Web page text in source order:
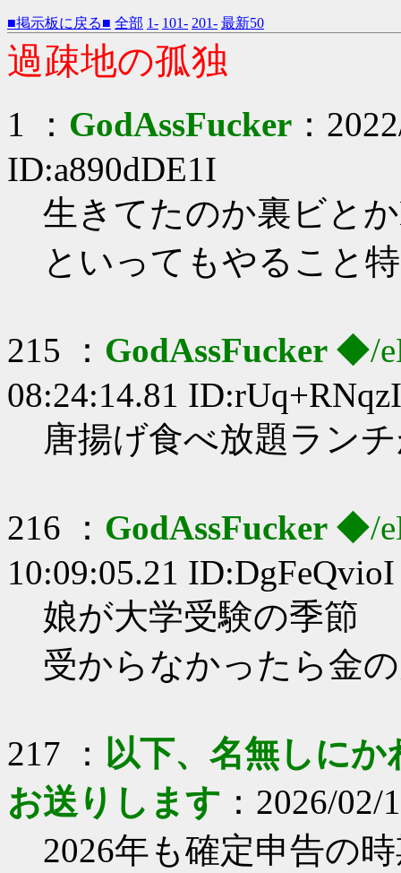
■掲示板に戻る■ 全部 1- 101- 201- 最新50
過疎地の孤独
1 ： GodAssFucker ：
ID:a890dDE1I
生きてたのか裏ビと
といってもやること
215 ： GodAssFucker ◆/
08:24:14.81 ID:rUq+RNqzI
唐揚げ食べ放題ラン
216 ： GodAssFucker ◆/
10:09:05.21 ID:DgFeQvioI
娘が大学受験の季節
受からなかったら金
217 ： 以下、名無しに
お送りします ：2026/
2026年も確定申告の